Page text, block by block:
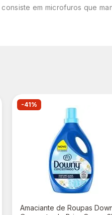
em microfuros que
-41%
Amaciante de Roupas